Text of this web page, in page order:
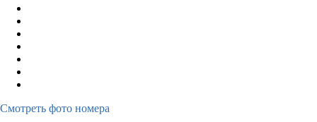
Смотреть фото номера